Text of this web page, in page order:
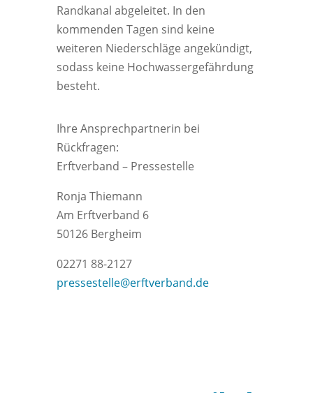
Randkanal abgeleitet. In den
kommenden Tagen sind keine
weiteren Niederschläge angekündigt,
sodass keine Hochwassergefährdung
besteht.
Ihre Ansprechpartnerin bei
Rückfragen:
Erftverband – Pressestelle
Ronja Thiemann
Am Erftverband 6
50126 Bergheim
02271 88-2127
pressestelle@erftverband.de